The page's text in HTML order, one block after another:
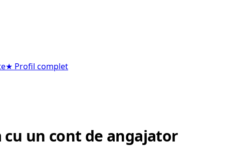
★ Profil complet
cu un cont de angajator